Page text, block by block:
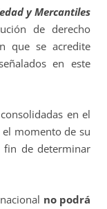
y Mercantiles
de derecho
que se acredite
en este
en el
momento de su
fin de determinar
no podrá